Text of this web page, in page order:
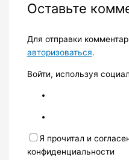
Оставьте
Для отправки
авторизоваться.
Войти, используя
Я прочитал и
конфиденциальности